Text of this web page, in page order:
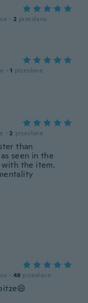
· 2 przesłane
· 1 przesłane
· 2 przesłane
than
seen in the
the item.
· 48 przesłane